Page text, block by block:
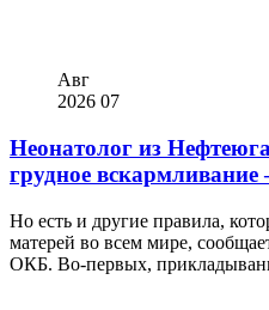
Авг
2026 07
Неонатолог из
грудное вскармливание
Но есть и другие правила,
матерей во всем мире,
ОКБ. Во-первых,